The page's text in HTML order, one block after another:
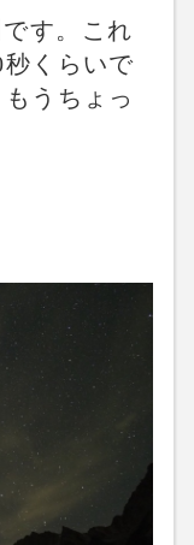
す。これ
くらいで
うちょっ